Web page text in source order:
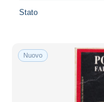
Stato
Nuovo